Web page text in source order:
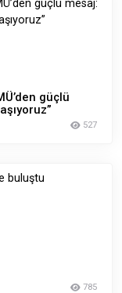
güçlü
527
785